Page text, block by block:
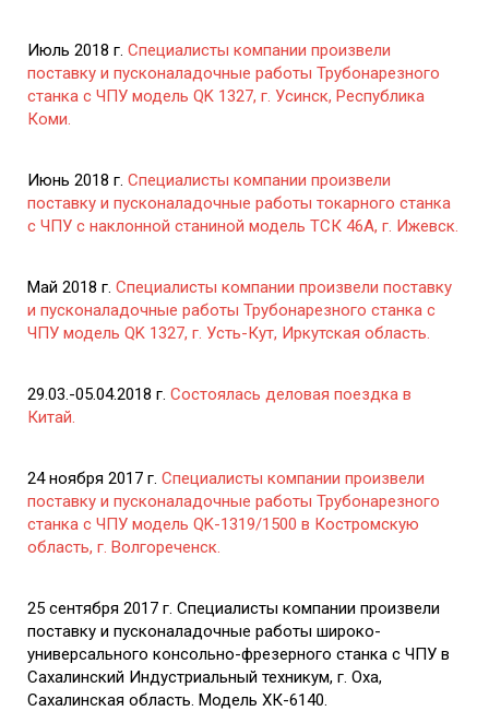
Июль 2018 г. Специалисты компании произвели
поставку и пусконаладочные работы Трубонарезного
станка с ЧПУ модель QK 1327, г. Усинск, Республика
Коми.
Июнь 2018 г. Специалисты компании произвели
поставку и пусконаладочные работы токарного станка
с ЧПУ с наклонной станиной модель ТСК 46А, г. Ижевск.
Май 2018 г. Специалисты компании произвели поставку
и пусконаладочные работы Трубонарезного станка с
ЧПУ модель QK 1327, г. Усть-Кут, Иркутская область.
29.03.-05.04.2018 г. Состоялась деловая поездка в
Китай.
24 ноября 2017 г. Специалисты компании произвели
поставку и пусконаладочные работы Трубонарезного
станка с ЧПУ модель QK-1319/1500 в Костромскую
область, г. Волгореченск.
25 сентября 2017 г. Специалисты компании произвели
поставку и пусконаладочные работы широко-
универсального консольно-фрезерного станка с ЧПУ в
Сахалинский Индустриальный техникум, г. Оха,
Сахалинская область. Модель ХК-6140.